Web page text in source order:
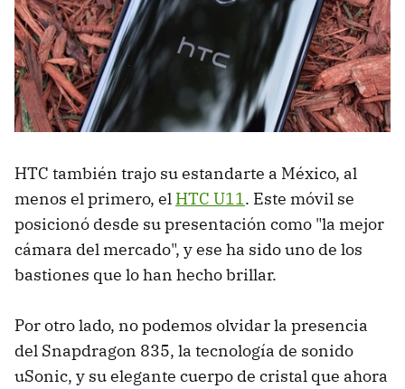
HTC también trajo su estandarte a México, al
menos el primero, el HTC U11 . Este móvil se
posicionó desde su presentación como "la mejor
cámara del mercado", y ese ha sido uno de los
bastiones que lo han hecho brillar.
Por otro lado, no podemos olvidar la presencia
del Snapdragon 835, la tecnología de sonido
uSonic, y su elegante cuerpo de cristal que ahora